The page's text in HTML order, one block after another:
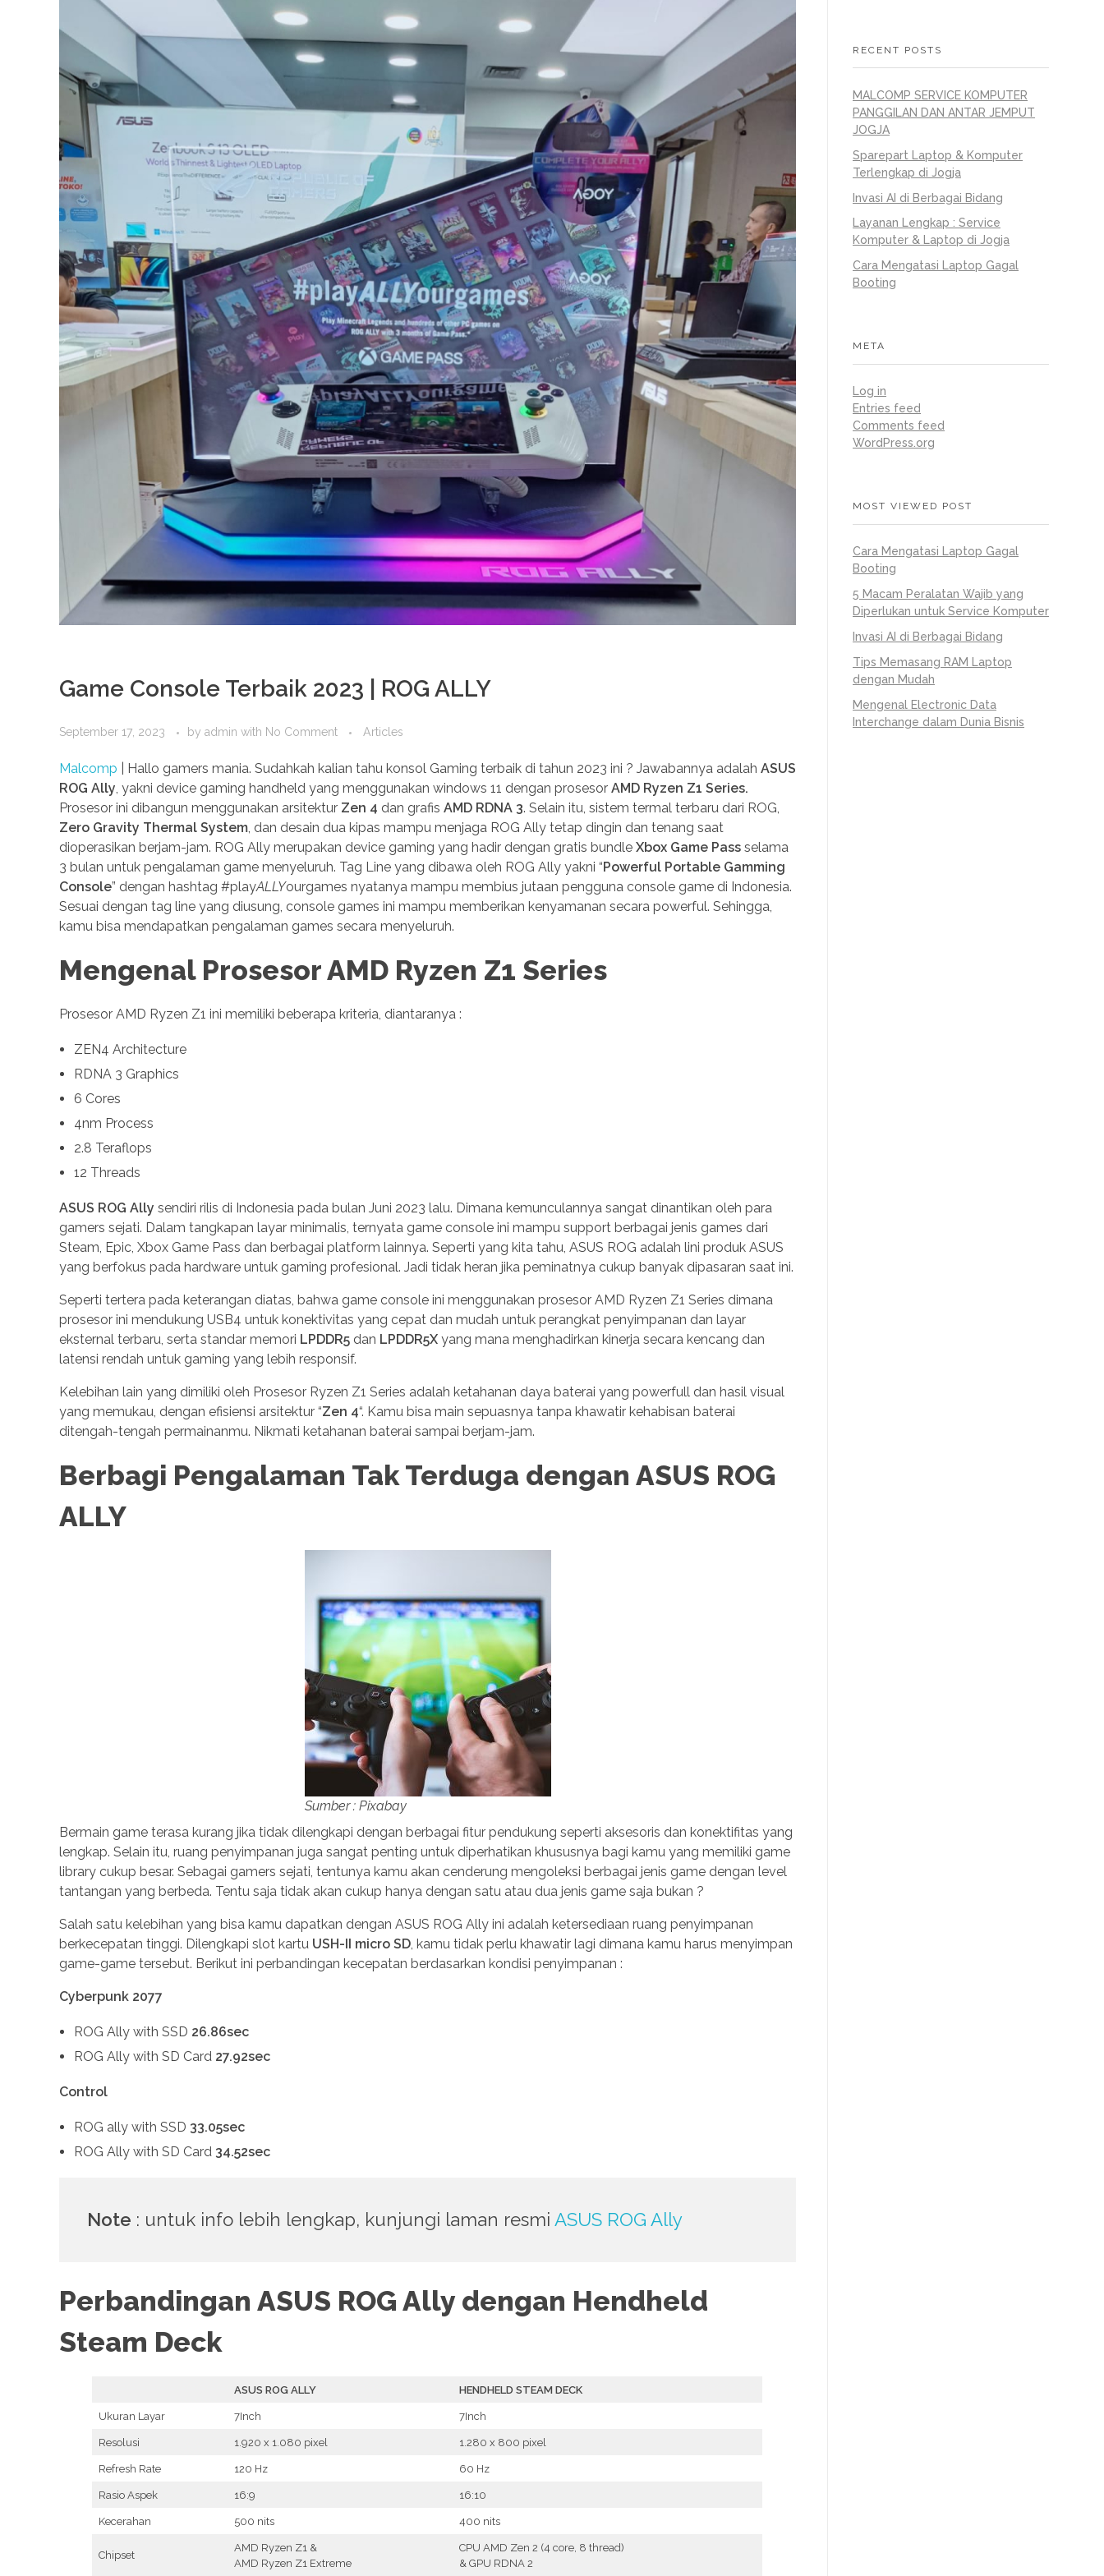
Game Console Terbaik 2023 | ROG ALLY
September 17, 2023 by admin with No Comment Articles
Malcomp | Hallo gamers mania. Sudahkah kalian tahu konsol Gaming terbaik di tahun 2023 ini ? Jawabannya adalah ASUS
ROG Ally , yakni device gaming handheld yang menggunakan windows 11 dengan prosesor AMD Ryzen Z1 Series.
Prosesor ini dibangun menggunakan arsitektur Zen 4 dan grafis AMD RDNA 3. Selain itu, sistem termal terbaru dari ROG,
Zero Gravity Thermal System , dan desain dua kipas mampu menjaga ROG Ally tetap dingin dan tenang saat
dioperasikan berjam-jam. ROG Ally merupakan device gaming yang hadir dengan gratis bundle Xbox Game Pass selama
3 bulan untuk pengalaman game menyeluruh. Tag Line yang dibawa oleh ROG Ally yakni “Powerful Portable Gamming
Console” dengan hashtag #playALLYourgames nyatanya mampu membius jutaan pengguna console game di Indonesia.
Sesuai dengan tag line yang diusung, console games ini mampu memberikan kenyamanan secara powerful. Sehingga,
kamu bisa mendapatkan pengalaman games secara menyeluruh.
Mengenal Prosesor AMD Ryzen Z1 Series
Prosesor AMD Ryzen Z1 ini memiliki beberapa kriteria, diantaranya :
ZEN4 Architecture
RDNA 3 Graphics
6 Cores
4nm Process
2.8 Teraflops
12 Threads
ASUS ROG Ally sendiri rilis di Indonesia pada bulan Juni 2023 lalu. Dimana kemunculannya sangat dinantikan oleh para
gamers sejati. Dalam tangkapan layar minimalis, ternyata game console ini mampu support berbagai jenis games dari
Steam, Epic, Xbox Game Pass dan berbagai platform lainnya. Seperti yang kita tahu, ASUS ROG adalah lini produk ASUS
yang berfokus pada hardware untuk gaming profesional. Jadi tidak heran jika peminatnya cukup banyak dipasaran saat ini.
Seperti tertera pada keterangan diatas, bahwa game console ini menggunakan prosesor AMD Ryzen Z1 Series dimana
prosesor ini mendukung USB4 untuk konektivitas yang cepat dan mudah untuk perangkat penyimpanan dan layar
eksternal terbaru, serta standar memori LPDDR5 dan LPDDR5X yang mana menghadirkan kinerja secara kencang dan
latensi rendah untuk gaming yang lebih responsif.
Kelebihan lain yang dimiliki oleh Prosesor Ryzen Z1 Series adalah ketahanan daya baterai yang powerfull dan hasil visual
yang memukau, dengan efisiensi arsitektur “Zen 4“. Kamu bisa main sepuasnya tanpa khawatir kehabisan baterai
ditengah-tengah permainanmu. Nikmati ketahanan baterai sampai berjam-jam.
Berbagi Pengalaman Tak Terduga dengan ASUS ROG
ALLY
Sumber : Pixabay
Bermain game terasa kurang jika tidak dilengkapi dengan berbagai fitur pendukung seperti aksesoris dan konektifitas yang
lengkap. Selain itu, ruang penyimpanan juga sangat penting untuk diperhatikan khususnya bagi kamu yang memiliki game
library cukup besar. Sebagai gamers sejati, tentunya kamu akan cenderung mengoleksi berbagai jenis game dengan level
tantangan yang berbeda. Tentu saja tidak akan cukup hanya dengan satu atau dua jenis game saja bukan ?
Salah satu kelebihan yang bisa kamu dapatkan dengan ASUS ROG Ally ini adalah ketersediaan ruang penyimpanan
berkecepatan tinggi. Dilengkapi slot kartu USH-II micro SD, kamu tidak perlu khawatir lagi dimana kamu harus menyimpan
game-game tersebut. Berikut ini perbandingan kecepatan berdasarkan kondisi penyimpanan :
Cyberpunk 2077
ROG Ally with SSD 26.86sec
ROG Ally with SD Card 27.92sec
Control
ROG ally with SSD 33.05sec
ROG Ally with SD Card 34.52sec
Note : untuk info lebih lengkap, kunjungi laman resmi ASUS ROG Ally
Perbandingan ASUS ROG Ally dengan Hendheld
Steam Deck
ASUS ROG ALLY HENDHELD STEAM DECK
Ukuran Layar 7Inch 7Inch
Resolusi 1.920 x 1.080 pixel 1.280 x 800 pixel
Refresh Rate 120 Hz 60 Hz
Rasio Aspek 16:9 16:10
Kecerahan 500 nits 400 nits
Chipset
AMD Ryzen Z1 &
AMD Ryzen Z1 Extreme
CPU AMD Zen 2 (4 core, 8 thread)
& GPU RDNA 2
RECENT POSTS
MALCOMP SERVICE KOMPUTER
PANGGILAN DAN ANTAR JEMPUT
JOGJA
Sparepart Laptop & Komputer
Terlengkap di Jogja
Invasi AI di Berbagai Bidang
Layanan Lengkap : Service
Komputer & Laptop di Jogja
Cara Mengatasi Laptop Gagal
Booting
META
Log in
Entries feed
Comments feed
WordPress.org
MOST VIEWED POST
Cara Mengatasi Laptop Gagal
Booting
5 Macam Peralatan Wajib yang
Diperlukan untuk Service Komputer
Invasi AI di Berbagai Bidang
Tips Memasang RAM Laptop
dengan Mudah
Mengenal Electronic Data
Interchange dalam Dunia Bisnis
MOST VIEWED POST
Cara Mengatasi Laptop Gagal Booting
Views: 14320